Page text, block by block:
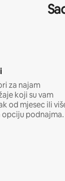
za najam
koji su vam
od mjesec ili
opciju podnajma.